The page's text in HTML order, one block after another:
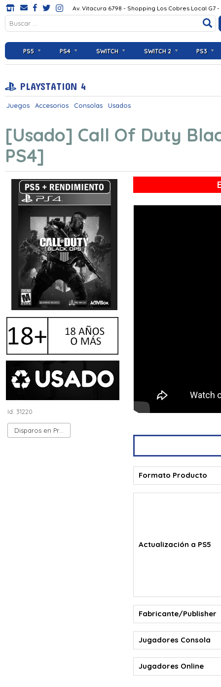
Av. Vitacura 6798 - Shopping Los Cobres Local G7
PS5 PS4 SWITCH SWITCH 2 PS3
PLAYSTATION 4
Juegos Accesorios Consolas Usados
[Usado] Call Of Duty
PS4]
Id: 31220
Formato Producto
Actualización a PS5
Fabricante/Publisher
Jugadores Consola
Jugadores Online